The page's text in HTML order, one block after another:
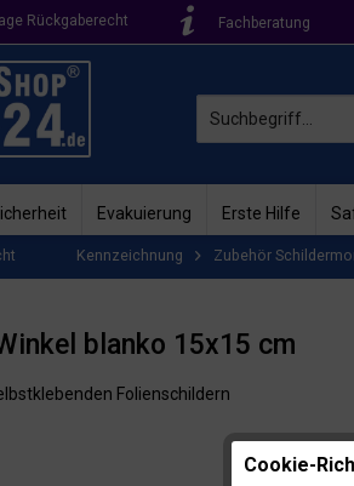
Rückgaberecht Fachberatung
Evakuierung Erste Hilfe
Kennzeichnung Zubehör
blanko 15x15 cm
Folienschildern
Cookie-